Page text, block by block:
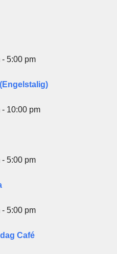
5:00 pm
10:00 pm
5:00 pm
5:00 pm
Café